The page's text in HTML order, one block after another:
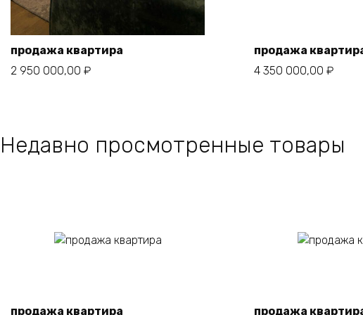
продажа квартира
2 950 000,00 ₽
продажа
4 350 000,00 ₽
Недавно просмотренные товары
продажа квартира продажа